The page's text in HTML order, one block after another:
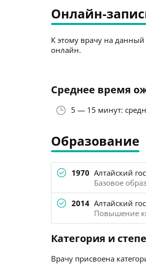
Онлайн-
К этому врачу на
онлайн.
Среднее время
5 — 15 минут:
Образование
1970 Алтайский
Базовое
2014 Алтайский
Повышение
Категория и
Врачу присвоена